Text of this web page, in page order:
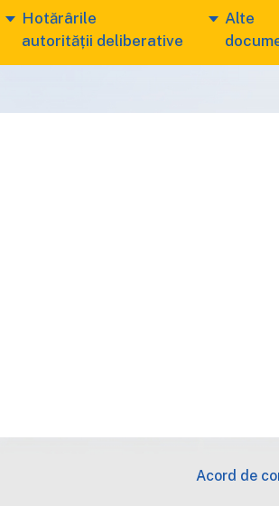
Hotărârile
autorității deliberative
Alte
Acord de